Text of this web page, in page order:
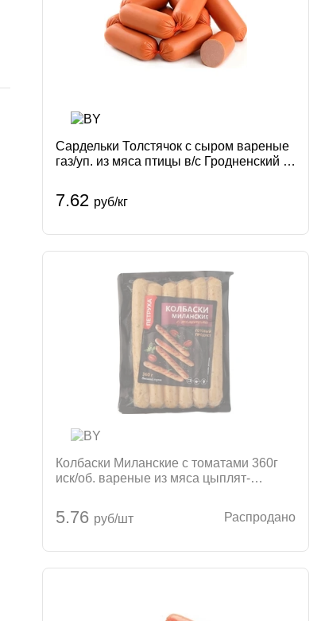
Сардельки Толстячок с сыром вареные
газ/уп. из мяса птицы в/с Гродненский м/
7.62 руб/кг
Колбаски Миланские с томатами 360г
иск/об. вареные из мяса цыплят-
5.76 руб/шт Распродано